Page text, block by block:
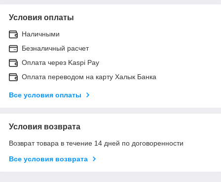
Условия оплаты
Наличными
Безналичный расчет
Оплата через Kaspi Pay
Оплата переводом на карту Халык Банка
Все условия оплаты
Условия возврата
Возврат товара в течение 14 дней по договоренности
Все условия возврата